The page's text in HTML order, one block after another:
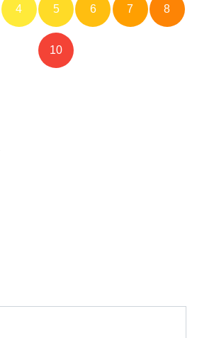
4 5 6 7 8
10